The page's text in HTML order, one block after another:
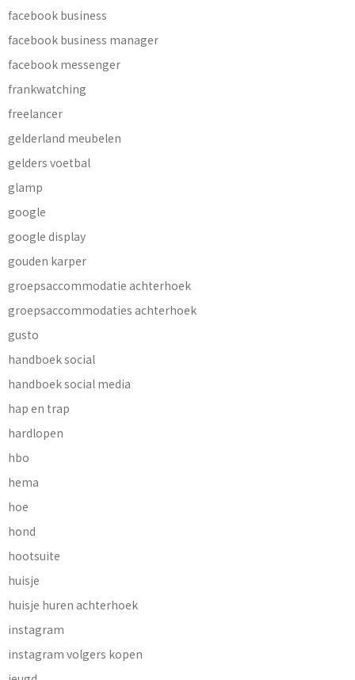
facebook business
facebook business manager
facebook messenger
frankwatching
freelancer
gelderland meubelen
gelders voetbal
glamp
google
google display
gouden karper
groepsaccommodatie achterhoek
groepsaccommodaties achterhoek
gusto
handboek social
handboek social media
hap en trap
hardlopen
hbo
hema
hoe
hond
hootsuite
huisje
huisje huren achterhoek
instagram
instagram volgers kopen